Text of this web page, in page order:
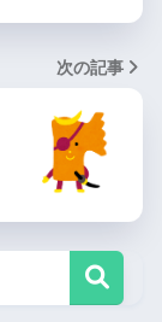
次の記事